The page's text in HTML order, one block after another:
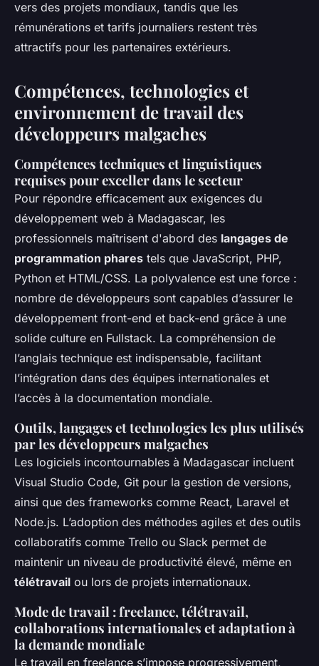
vers des projets mondiaux, tandis que les
rémunérations et tarifs journaliers restent très
attractifs pour les partenaires extérieurs.
Compétences, technologies et
environnement de travail des
développeurs malgaches
Compétences techniques et linguistiques
requises pour exceller dans le secteur
Pour répondre efficacement aux exigences du
développement web à Madagascar, les
professionnels maîtrisent d'abord des langages de
programmation phares tels que JavaScript, PHP,
Python et HTML/CSS. La polyvalence est une force :
nombre de développeurs sont capables d’assurer le
développement front-end et back-end grâce à une
solide culture en Fullstack. La compréhension de
l’anglais technique est indispensable, facilitant
l’intégration dans des équipes internationales et
l’accès à la documentation mondiale.
Outils, langages et technologies les plus utilisés
par les développeurs malgaches
Les logiciels incontournables à Madagascar incluent
Visual Studio Code, Git pour la gestion de versions,
ainsi que des frameworks comme React, Laravel et
Node.js. L’adoption des méthodes agiles et des outils
collaboratifs comme Trello ou Slack permet de
maintenir un niveau de productivité élevé, même en
télétravail ou lors de projets internationaux.
Mode de travail : freelance, télétravail,
collaborations internationales et adaptation à
la demande mondiale
Le travail en freelance s’impose progressivement,